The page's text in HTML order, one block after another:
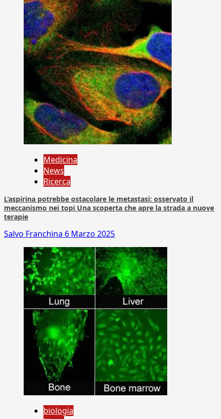
Medicina
News
Ricerca
L’aspirina potrebbe ostacolare le metastasi: osservato il
meccanismo nei topi Una scoperta che apre la strada a nuove
terapie
Salvo Franchina 6 Marzo 2025
biologia